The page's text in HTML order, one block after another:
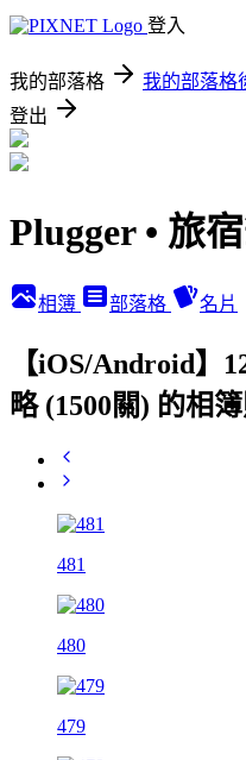
登入
我的部落格 我的部落格
登出
Plugger • 旅
相簿 部落格 名片
【iOS/Android】
略 (1500關) 的相
481
480
479